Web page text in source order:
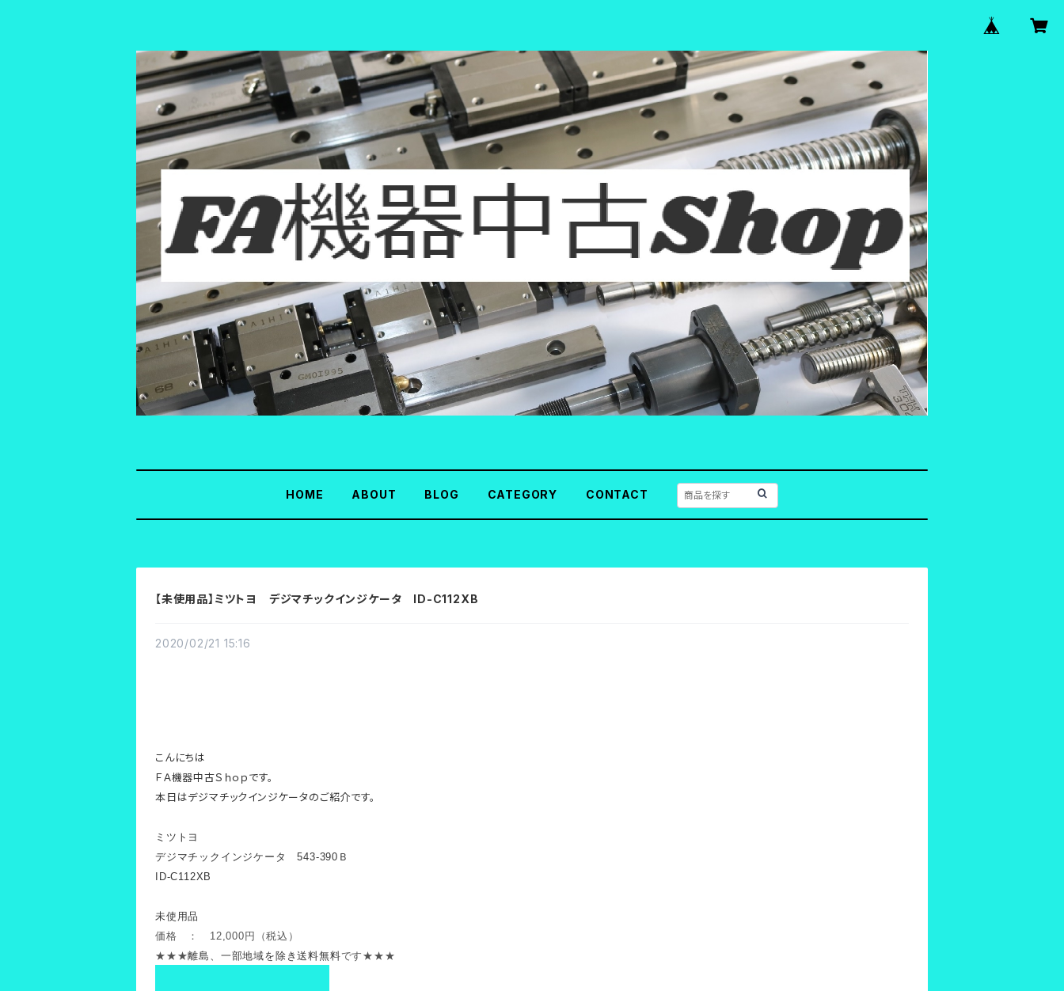
HOME ABOUT BLOG CATEGORY CONTACT
【未使用品】ミツトヨ デジマチックインジケータ ID-C112XB
2020/02/21 15:16
こんにちは
ＦＡ機器中古Ｓｈｏｐです。
本日はデジマチックインジケータのご紹介です。
ミツトヨ
デジマチックインジケータ 543-390Ｂ
ID-C112XB
未使用品
価格 ： 12,000円（税込）
★★★離島、一部地域を除き送料無料です★★★